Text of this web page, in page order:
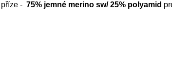
- 75% jemné merino sw/ 25% polyamid